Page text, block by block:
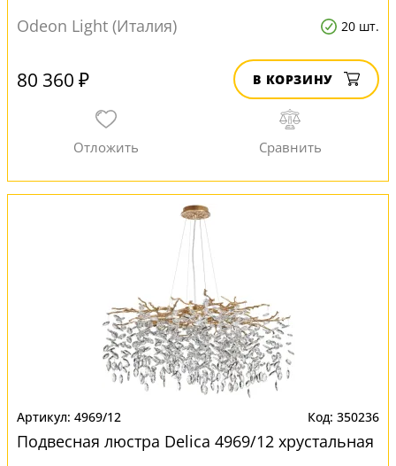
Odeon Light (Италия) 20 шт.
80 360 ₽ В КОРЗИНУ
4969/12 350236
Подвесная люстра Delica 4969/12 хрустальная